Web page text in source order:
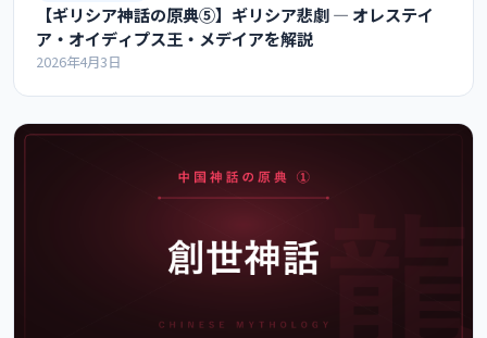
【ギリシア神話の原典⑤】ギリシア悲劇 ― オレステイ
ア・オイディプス王・メデイアを解説
2026年4月3日